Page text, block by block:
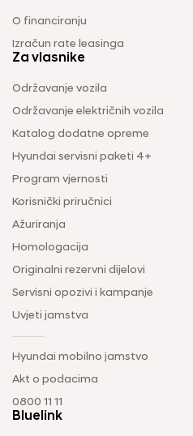
O financiranju
Izračun rate leasinga
Za vlasnike
Održavanje vozila
Održavanje električnih vozila
Katalog dodatne opreme
Hyundai servisni paketi 4+
Program vjernosti
Korisnički priručnici
Ažuriranja
Homologacija
Originalni rezervni dijelovi
Servisni opozivi i kampanje
Uvjeti jamstva
Hyundai mobilno jamstvo
Akt o podacima
0800 11 11
Bluelink